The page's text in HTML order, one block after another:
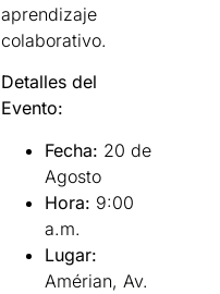
aprendizaje
colaborativo.
Detalles del
Evento:
Fecha: 20 de
Agosto
Hora: 9:00
a.m.
Lugar:
Amérian, Av.